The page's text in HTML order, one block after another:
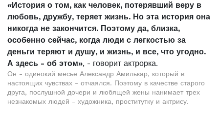
«История о том, как человек, потерявший веру в
любовь, дружбу, теряет жизнь. Но эта история она
никогда не закончится. Поэтому да, близка,
особенно сейчас, когда люди с легкостью за
деньги теряют и душу, и жизнь, и все, что угодно.
А здесь - об этом», - говорит актрорка.
Он - одинокий месье Александр Амилькар, который в
настоящих чувствах - отчаялся. Поэтому в качестве старого
друга, послушной дочери и любящей жены нанимает трех
незнакомых людей - художника, проститутку и актрису.